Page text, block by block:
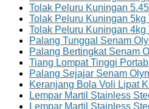
Tolak Peluru Kuningan
Tolak Peluru Kuningan 5kg
Tolak Peluru Kuningan 4kg
Palang Tunggal Senam
Palang Bertingkat Senam
Tiang Lompat Tinggi
Palang Sejajar Senam
Keranjang Bola Voli Lipat
Lempar Martil Stainless
Lempar Martil Stainless